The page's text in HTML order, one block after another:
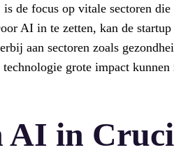
is de focus op vitale sectoren
AI in te zetten, kan de startup
aan sectoren zoals
grote impact kunnen
AI in